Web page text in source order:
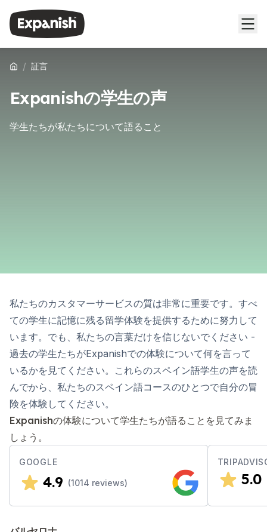
/ 証言
Expanishの学生の声
学生たちが私たちについて語ること
私たちのカスタマーサービスの質は非常に重要です。すべ
ての学生に記憶に残る留学体験を提供するために努力して
います。でも、私たちの言葉だけを信じないでください -
過去の学生たちがExpanishでの体験について何を言って
いるかを見てください。これらのスペイン語学生の声を読
んでから、私たちのスペイン語コースのひとつで自分の冒
険を体験してください。
Expanishの体験について学生たちが語ることを見てみま
しょう。
GOOGLE
4.9 (1014 reviews) 5.0